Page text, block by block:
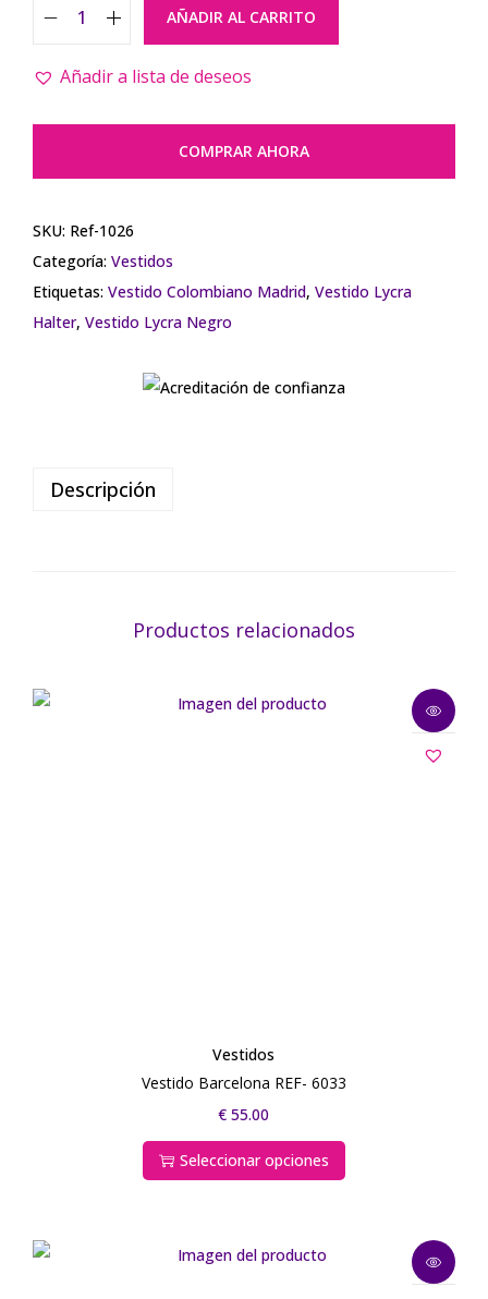
AÑADIR AL CARRITO
Añadir a lista de deseos
COMPRAR AHORA
SKU: Ref-1026
Categoría: Vestidos
Etiquetas: Vestido Colombiano Madrid, Vestido Lycra
Halter, Vestido Lycra Negro
Descripción
Productos relacionados
Vestidos
Vestido Barcelona REF- 6033
€ 55.00
Seleccionar opciones